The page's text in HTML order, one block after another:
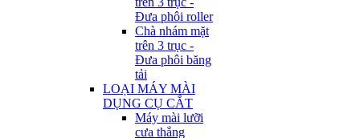
Đưa phôi roller
Chà nhám mặt
trên 3 trục -
Đưa phôi băng
tải
LOẠI MÁY MÀI
DỤNG CỤ CẮT
Máy mài lưỡi
cưa thẳng